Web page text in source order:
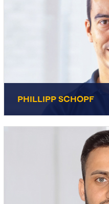
PHILLIPP SCHOPF
PHILLIPP SCHOPF